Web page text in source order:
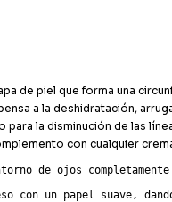
de piel que forma una
a la deshidratación,
la disminución de las
con cualquier
de ojos
un papel suave,